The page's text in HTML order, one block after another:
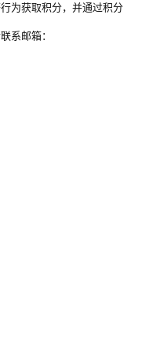
为获取积分，并通过积分
系邮箱：